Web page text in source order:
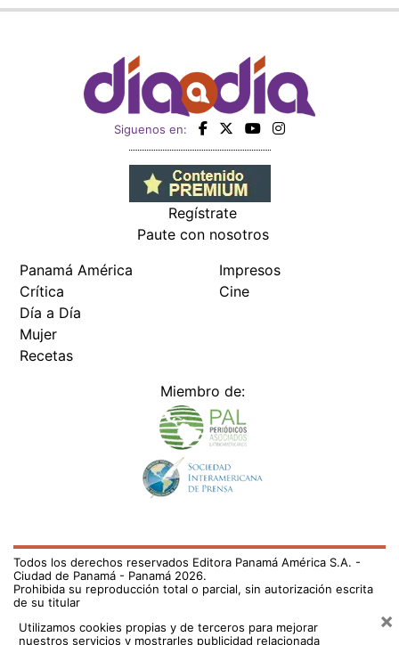
Siguenos en:
Regístrate
Paute con nosotros
Panamá América
Crítica
Día a Día
Mujer
Recetas
Impresos
Cine
Miembro de:
Todos los derechos reservados Editora Panamá América S.A. -
Ciudad de Panamá - Panamá 2026.
Prohibida su reproducción total o parcial, sin autorización escrita
de su titular
Utilizamos cookies propias y de terceros para mejorar
nuestros servicios y mostrarles publicidad relacionada
×